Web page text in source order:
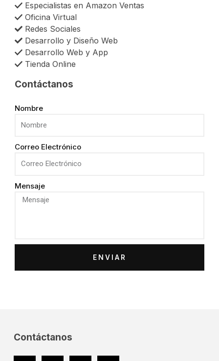
Especialistas en Amazon Ventas
Oficina Virtual
Redes Sociales
Desarrollo y Diseño Web
Desarrollo Web y App
Tienda Online
Contáctanos
Nombre
Correo Electrónico
Mensaje
ENVIAR
Contáctanos
FacebookTwitter YoutubeInstagram